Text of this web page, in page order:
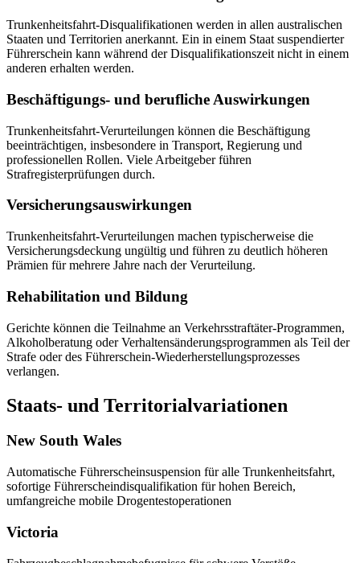
Trunkenheitsfahrt-Disqualifikationen werden in allen australischen
Staaten und Territorien anerkannt. Ein in einem Staat suspendierter
Führerschein kann während der Disqualifikationszeit nicht in einem
anderen erhalten werden.
Beschäftigungs- und berufliche Auswirkungen
Trunkenheitsfahrt-Verurteilungen können die Beschäftigung
beeinträchtigen, insbesondere in Transport, Regierung und
professionellen Rollen. Viele Arbeitgeber führen
Strafregisterprüfungen durch.
Versicherungsauswirkungen
Trunkenheitsfahrt-Verurteilungen machen typischerweise die
Versicherungsdeckung ungültig und führen zu deutlich höheren
Prämien für mehrere Jahre nach der Verurteilung.
Rehabilitation und Bildung
Gerichte können die Teilnahme an Verkehrsstraftäter-Programmen,
Alkoholberatung oder Verhaltensänderungsprogrammen als Teil der
Strafe oder des Führerschein-Wiederherstellungsprozesses
verlangen.
Staats- und Territorialvariationen
New South Wales
Automatische Führerscheinsuspension für alle Trunkenheitsfahrt,
sofortige Führerscheindisqualifikation für hohen Bereich,
umfangreiche mobile Drogentestoperationen
Victoria